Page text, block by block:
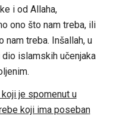
i od Allaha,
ono što nam treba, ili
treba. Inšallah, u
islamskih učenjaka
je spomenut u
koji ima poseban